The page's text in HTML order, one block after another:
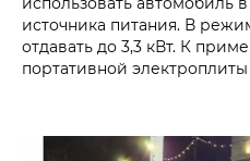
источника питания. В
отдавать до 3,3 кВт. К
портативной